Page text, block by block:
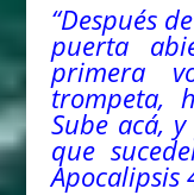
“Después
puerta
primera
trompeta,
Sube acá,
que
Apocalipsis